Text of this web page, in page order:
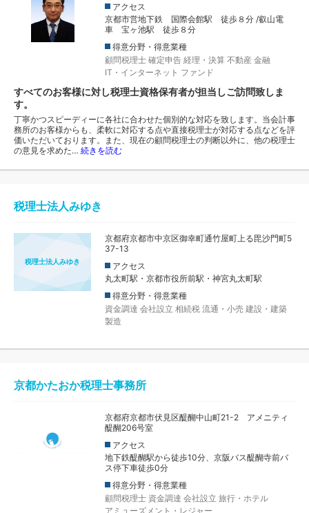
アクセス
京都市営地下鉄 国際会館駅 徒歩８分 /叡山電
車 宝ヶ池駅 徒歩８分
得意分野・得意業種
顧問税理士 確定申告 経理・決算 不動産 金融
IT・インターネット ファンド
すべてのお客様に対し税理士資格保有者が担当しご訪問致しま
す。
丁寧かつスピーディーに各社に合わせた個別的な対応を致します。当会計事
務所のお客様からも、柔軟に対応する点や直接税理士が対応する点などを評
価いただいております。また、現在の顧問税理士の判断以外に、他の税理士
の意見を求めた… 続きを読む
税理士法人みゆき
税理士法人みゆき
京都府京都市中京区御幸町通竹屋町上る毘沙門町5
37-13
アクセス
丸太町駅・京都市役所前駅・神宮丸太町駅
得意分野・得意業種
資金調達 会社設立 相続税 流通・小売 建設・建築
製造
京都かたおか税理士事務所
京都府京都市伏見区醍醐中山町21-2 アメニティ
醍醐206号室
アクセス
地下鉄醍醐駅から徒歩10分、京阪バス醍醐寺前バ
ス停下車徒歩0分
得意分野・得意業種
顧問税理士 資金調達 会社設立 旅行・ホテル
アミューズメント・レジャー